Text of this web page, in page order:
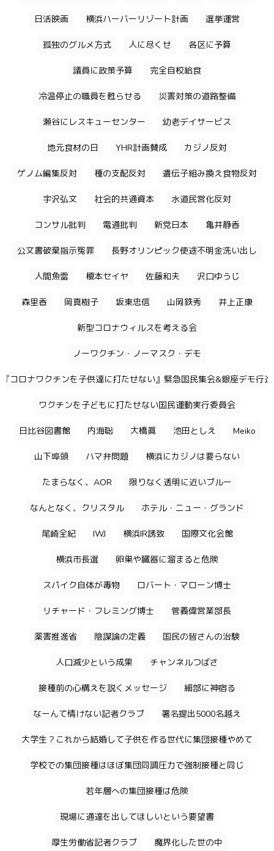
日活映画 横浜ハーバーリゾート計画 選挙運営
孤独のグルメ方式 人に尽くせ 各区に予算
議員に政策予算 完全自校給食
冷温停止の職員を甦らせる 災害対策の道路整備
瀬谷にレスキューセンター 幼老デイサービス
地元食材の日 YHR計画賛成 カジノ反対
ゲノム編集反対 種の支配反対 遺伝子組み換え食物反対
宇沢弘文 社会的共通資本 水道民営化反対
コンサル批判 電通批判 新党日本 亀井静香
公文書破棄指示冤罪 長野オリンピック使途不明金洗い出し
人間魚雷 榎本セイヤ 佐藤和夫 沢口ゆうじ
森里香 岡真樹子 坂東忠信 山岡鉄秀 井上正康
新型コロナウィルスを考える会
ノーワクチン・ノーマスク・デモ
『コロナワクチンを子供達に打たせない』緊急国民集会&銀座デモ行進
ワクチンを子どもに打たせない国民運動実行委員会
日比谷図書館 内海聡 大橋眞 池田としえ Meiko
山下埠頭 ハマ弁問題 横浜にカジノは要らない
たまらなく、AOR 限りなく透明に近いブルー
なんとなく、クリスタル ホテル・ニュー・グランド
尾崎全紀 IWJ 横浜IR誘致 国際文化会館
横浜市長選 卵巣や臓器に溜まると危険
スパイク自体が毒物 ロバート・マローン博士
リチャード・フレミング博士 菅義偉営業部長
薬害推進省 陰謀論の定義 国民の皆さんの治験
人口減少という成果 チャンネルつばさ
接種前の心構えを説くメッセージ 細部に神宿る
なーんて情けない記者クラブ 署名提出5000名越え
大学生？これから結婚して子供を作る世代に集団接種やめて
学校での集団接種はほぼ集団同調圧力で強制接種と同じ
若年層への集団接種は危険
現場に通達を出してほしいという要望書
厚生労働省記者クラブ 魔界化した世の中